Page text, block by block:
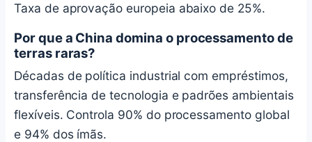
Taxa de aprovação europeia abaixo de 25%.
Por que a China domina o processamento de
terras raras?
Décadas de política industrial com empréstimos,
transferência de tecnologia e padrões ambientais
flexíveis. Controla 90% do processamento global
e 94% dos ímãs.